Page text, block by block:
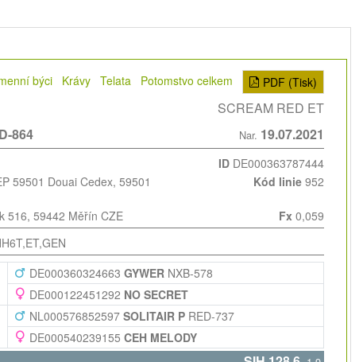
býci Krávy Telata Potomstvo celkem PDF (Tisk)
SCREAM RED ET
864 Nar. 19.07.2021
ID DE000363787444
59501 Douai Cedex, 59501
Kód linie 952
516, 59442 Měřín CZE Fx 0,059
DE000360324663 GYWERNXB-578
DE000122451292 NO SECRET
NL000576852597 SOLITAIR PRED-737
DE000540239155 CEH MELODY